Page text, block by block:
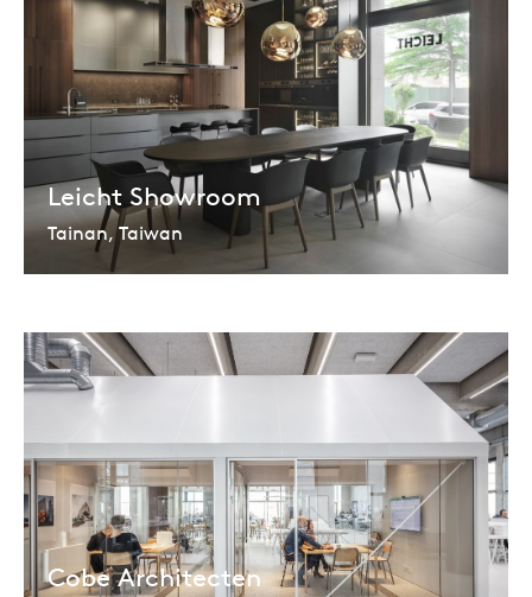
Leicht Showroom
Tainan, Taiwan
Cobe Architecten